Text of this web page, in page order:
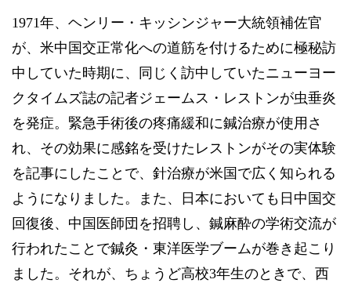
1971年、ヘンリー・キッシンジャー大統領補佐官
が、米中国交正常化への道筋を付けるために極秘訪
中していた時期に、同じく訪中していたニューヨー
クタイムズ誌の記者ジェームス・レストンが虫垂炎
を発症。緊急手術後の疼痛緩和に鍼治療が使用さ
れ、その効果に感銘を受けたレストンがその実体験
を記事にしたことで、針治療が米国で広く知られる
ようになりました。また、日本においても日中国交
回復後、中国医師団を招聘し、鍼麻酔の学術交流が
行われたことで鍼灸・東洋医学ブームが巻き起こり
ました。それが、ちょうど高校3年生のときで、西